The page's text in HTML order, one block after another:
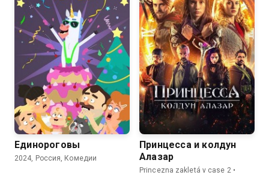
8.2
Единороговы
2024, Россия, Комедии
7.0 6.4
Принцесса и колдун
Алазар
Princezna zakletá v case 2 •